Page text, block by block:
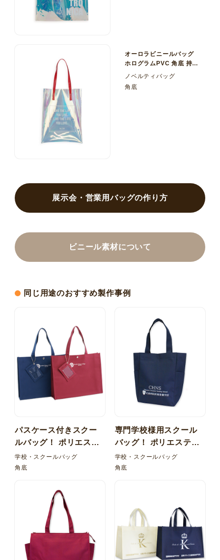
オーロラビニールバッグ
ホログラムPVC 角底 持ち
手 エナメル
ノベルティバッグ
角底
展示会・営業用バッグの作り方
ビニール素材について
同じ用途のおすすめ製作事例
パスケース付きスクー
ルバッグ！ ポリエステ
ル600D 角底 パスケー
ス 内ポケット
学校・スクールバッグ
角底
専門学校様用スクール
バッグ！ ポリエステル
600D 角底 サイドポケ
ット
学校・スクールバッグ
角底